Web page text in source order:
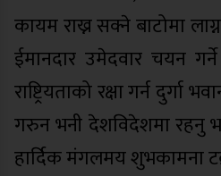
कायम राख्न सक्ने बाटोमा
ईमानदार उमेदवार चयन
राष्ट्रियताको रक्षा गर्न दुर्गा
गरुन भनी देशविदेशमा रहनु
हार्दिक मंगलमय शुभकामना